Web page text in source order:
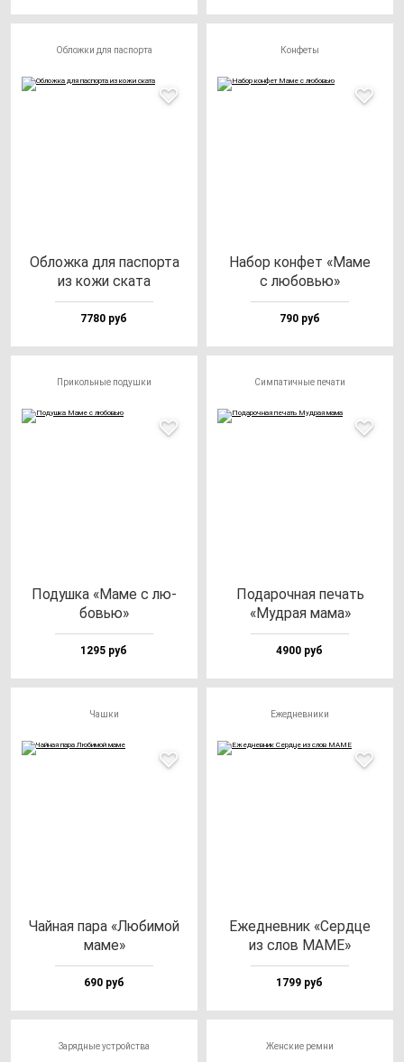
Обложки для паспорта
Облож­ка для пас­пор­та
из ко­жи ска­та
7780 руб
Конфеты
Набор кон­фет «Маме
с лю­бовью»
790 руб
Прикольные подушки
Подуш­ка «Маме с лю­
бовью»
1295 руб
Симпатичные печати
Пода­роч­ная пе­чать
«Муд­рая ма­ма»
4900 руб
Чашки
Чай­ная па­ра «Люби­мой
ма­ме»
690 руб
Ежедневники
Ежед­нев­ник «Сер­дце
из слов МАМЕ»
1799 руб
Зарядные устройства Женские ремни